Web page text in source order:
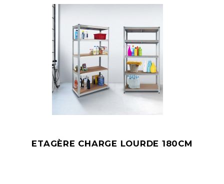
ETAGÈRE CHARGE LOURDE 180CM